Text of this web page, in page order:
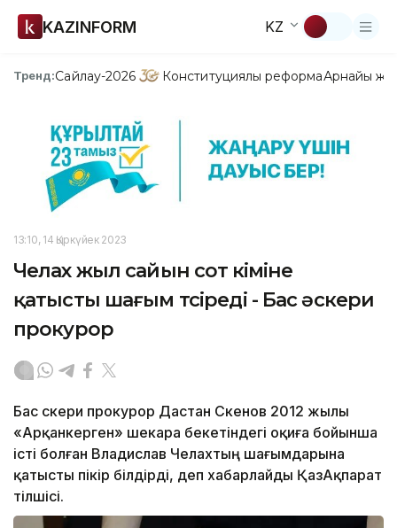
KAZINFORM KZ
Тренд:Сайлау-2026 Конституциялық реформаАрнайы
13:10, 14 Қыркүйек 2023
Челах жыл сайын сот үкіміне
қатысты шағым түсіреді - Бас әскери
прокурор
Бас әскери прокурор Дастан Сәкенов 2012 жылы
«Арқанкерген» шекара бекетіндегі оқиға бойынша
істі болған Владислав Челахтың шағымдарына
қатысты пікір білдірді, деп хабарлайды ҚазАқпарат
тілшісі.